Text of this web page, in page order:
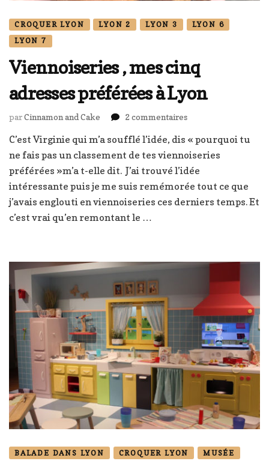
CROQUER LYON LYON 2 LYON 3
LYON 6
LYON 7
Viennoiseries , mes cinq
adresses préférées à Lyon
parCinnamon and Cake 2 commentairessur
,
mes
cinq
préférées
à
C’est Virginie qui m’a soufflé l’idée, dis « pourquoi tu
ne fais pas un classement de tes viennoiseries
préférées »m’a t-elle dit. J’ai trouvé l’idée
intéressante puis je me suis remémorée tout ce que
j’avais englouti en viennoiseries ces derniers temps. Et
c’est vrai qu’en remontant le …
BALADE DANS LYON CROQUER LYON MUSÉE